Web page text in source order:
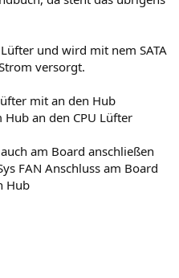
und wird mit nem SATA
versorgt.
mit an den Hub
an den CPU Lüfter
am Board anschließen
FAN Anschluss am Board
Hub